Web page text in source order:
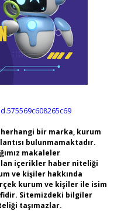
bir marka, kurum
bulunmamaktadır.
makaleler
içerikler haber niteliği
ve kişiler hakkında
kurum ve kişiler ile isim
Sitemizdeki bilgiler
taşımazlar.